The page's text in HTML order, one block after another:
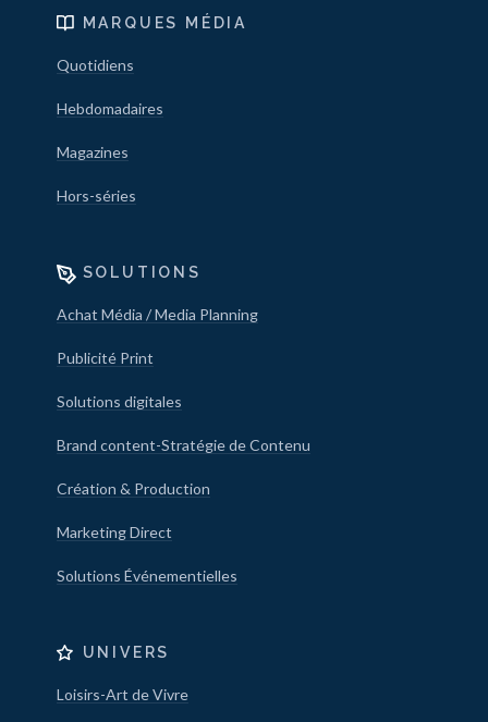
MARQUES MÉDIA
Quotidiens
Hebdomadaires
Magazines
Hors-séries
SOLUTIONS
Achat Média / Media Planning
Publicité Print
Solutions digitales
Brand content-Stratégie de Contenu
Création & Production
Marketing Direct
Solutions Événementielles
UNIVERS
Loisirs-Art de Vivre